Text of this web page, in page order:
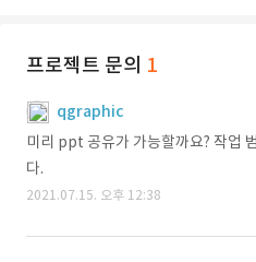
프로젝트 문의 1
qgraphic
미리 ppt 공유가 가능할까요? 작업
다.
2021.07.15. 오후 12:38